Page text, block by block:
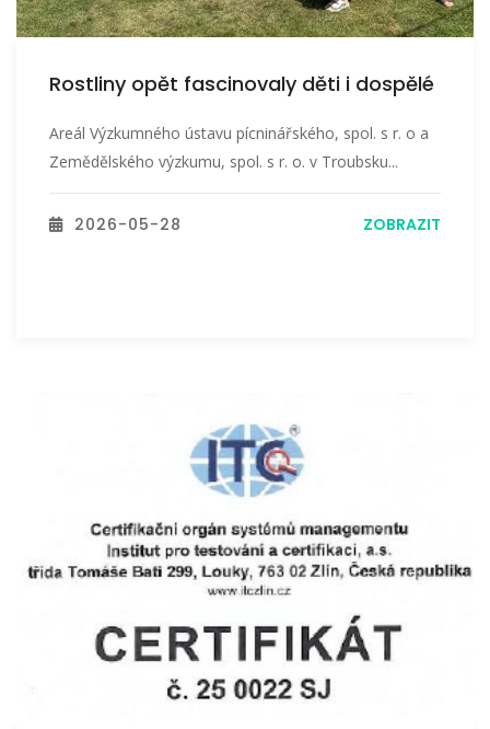
Rostliny opět fascinovaly děti i dospělé
Areál Výzkumného ústavu pícninářského, spol. s r. o a
Zemědělského výzkumu, spol. s r. o. v Troubsku...
2026-05-28 ZOBRAZIT